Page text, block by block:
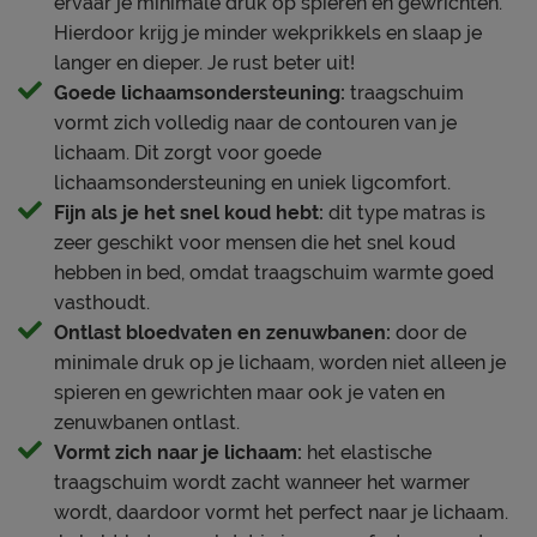
onder verantwoorde werkomstandigheden.
Tijk (matrashoes)
Materiaal tijk
polyester
Handvatten
Nee
Tijk afritsbaar
Ja
Anti huisstofmijt
Advies bedbodem
Geschikt voor de
volgende bedbodems
binnenvering bodem,
lattenbodem,
schotelbodem,
spiraalbodem,
(inzet)boxspring
Geschikt voor
verstelbare bedbodem
Ja
Hierdoor krijg je minder wekprikkels en slaap je
langer en dieper. Je rust beter uit!
Goede lichaamsondersteuning: traagschuim
vormt zich volledig naar de contouren van je
lichaam. Dit zorgt voor goede
lichaamsondersteuning en uniek ligcomfort.
Fijn als je het snel koud hebt: dit type matras is
zeer geschikt voor mensen die het snel koud
hebben in bed, omdat traagschuim warmte goed
vasthoudt.
Ontlast bloedvaten en zenuwbanen: door de
minimale druk op je lichaam, worden niet alleen je
spieren en gewrichten maar ook je vaten en
zenuwbanen ontlast.
Vormt zich naar je lichaam: het elastische
traagschuim wordt zacht wanneer het warmer
wordt, daardoor vormt het perfect naar je lichaam.